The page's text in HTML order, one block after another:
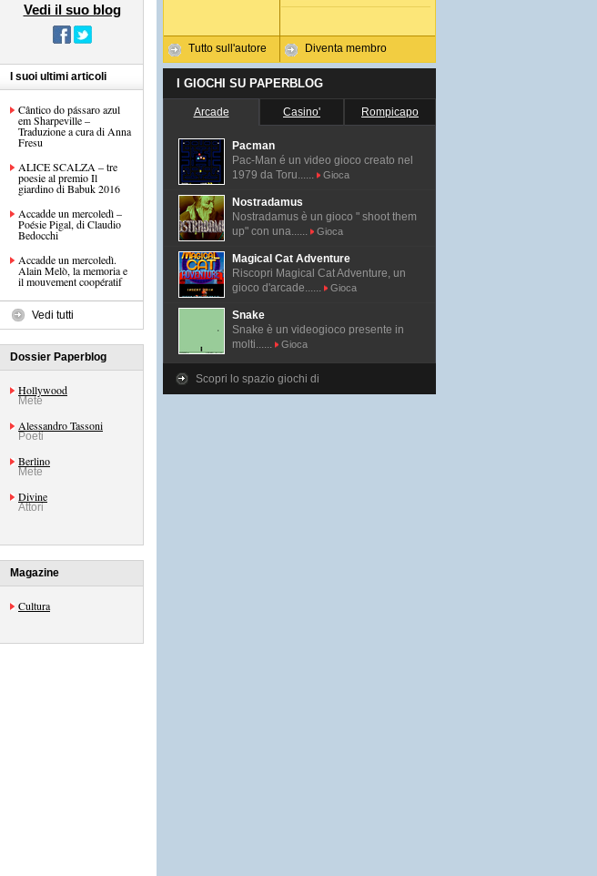
Vedi il suo blog
I suoi ultimi articoli
Cântico do pássaro azul
em Sharpeville –
Traduzione a cura di Anna
Fresu
ALICE SCALZA – tre
poesie al premio Il
giardino di Babuk 2016
Accadde un mercoledì –
Poésie Pigal, di Claudio
Bedocchi
Accadde un mercoledì.
Alain Melò, la memoria e
il mouvement coopératif
Vedi tutti
Dossier Paperblog
Hollywood
Mete
Alessandro Tassoni
Poeti
Berlino
Mete
Divine
Attori
Magazine
Cultura
Tutto sull'autore Diventa membro
I GIOCHI SU PAPERBLOG
Arcade Casino' Rompicapo
Pacman
Pac-Man é un video gioco creato nel
1979 da Toru......
Gioca
Nostradamus
Nostradamus è un gioco " shoot them
up" con una......
Gioca
Magical Cat Adventure
Riscopri Magical Cat Adventure, un
gioco d'arcade......
Gioca
Snake
Snake è un videogioco presente in
molti......
Gioca
Scopri lo spazio giochi di